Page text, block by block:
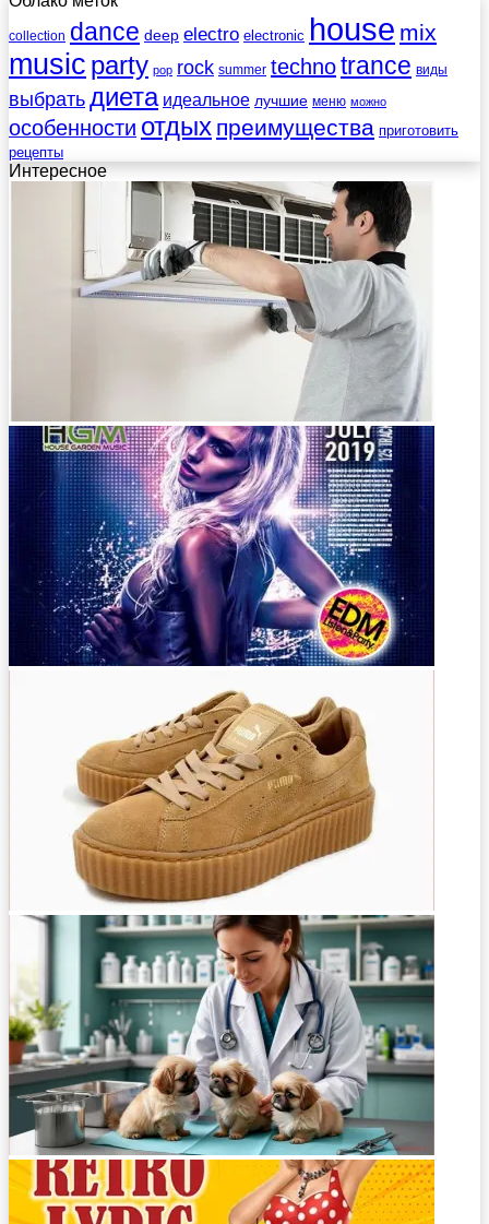
collection dance deep electro electronic house mix
music party pop rock summer technotrance виды
выбратьдиета идеальное лучшие меню можно
особенности отдых преимущества приготовить
рецепты
Интересное